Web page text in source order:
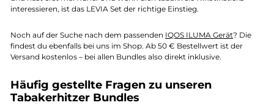
interessieren, ist das LEVIA Set der richtige Einstieg.
Noch auf der Suche nach dem passenden IQOS ILUMA Gerät? Die
findest du ebenfalls bei uns im Shop. Ab 50 € Bestellwert ist der
Versand kostenlos – bei allen Bundles also direkt inklusive.
Häufig gestellte Fragen zu unseren
Tabakerhitzer Bundles